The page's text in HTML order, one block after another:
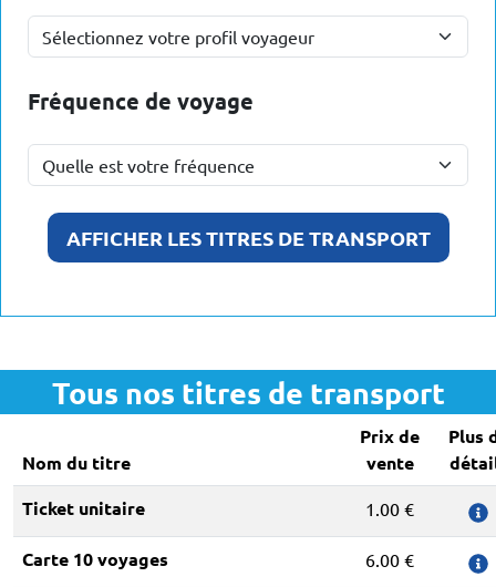
Fréquence de voyage
AFFICHER LES TITRES DE TRANSPORT
Tous nos titres de transport
Nom du titre
Prix de
vente
Plus
Ticket unitaire
1.00 €
Carte 10 voyages 6.00 €